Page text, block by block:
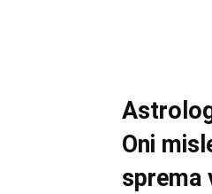
Oni
sprema